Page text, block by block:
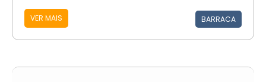
VER MAIS BARRACA